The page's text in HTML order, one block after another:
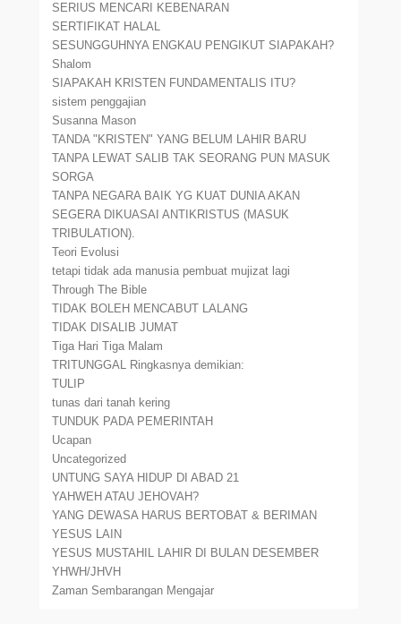
SERIUS MENCARI KEBENARAN
SERTIFIKAT HALAL
SESUNGGUHNYA ENGKAU PENGIKUT SIAPAKAH?
Shalom
SIAPAKAH KRISTEN FUNDAMENTALIS ITU?
sistem penggajian
Susanna Mason
TANDA "KRISTEN" YANG BELUM LAHIR BARU
TANPA LEWAT SALIB TAK SEORANG PUN MASUK
SORGA
TANPA NEGARA BAIK YG KUAT DUNIA AKAN
SEGERA DIKUASAI ANTIKRISTUS (MASUK
TRIBULATION).
Teori Evolusi
tetapi tidak ada manusia pembuat mujizat lagi
Through The Bible
TIDAK BOLEH MENCABUT LALANG
TIDAK DISALIB JUMAT
Tiga Hari Tiga Malam
TRITUNGGAL Ringkasnya demikian:
TULIP
tunas dari tanah kering
TUNDUK PADA PEMERINTAH
Ucapan
Uncategorized
UNTUNG SAYA HIDUP DI ABAD 21
YAHWEH ATAU JEHOVAH?
YANG DEWASA HARUS BERTOBAT & BERIMAN
YESUS LAIN
YESUS MUSTAHIL LAHIR DI BULAN DESEMBER
YHWH/JHVH
Zaman Sembarangan Mengajar